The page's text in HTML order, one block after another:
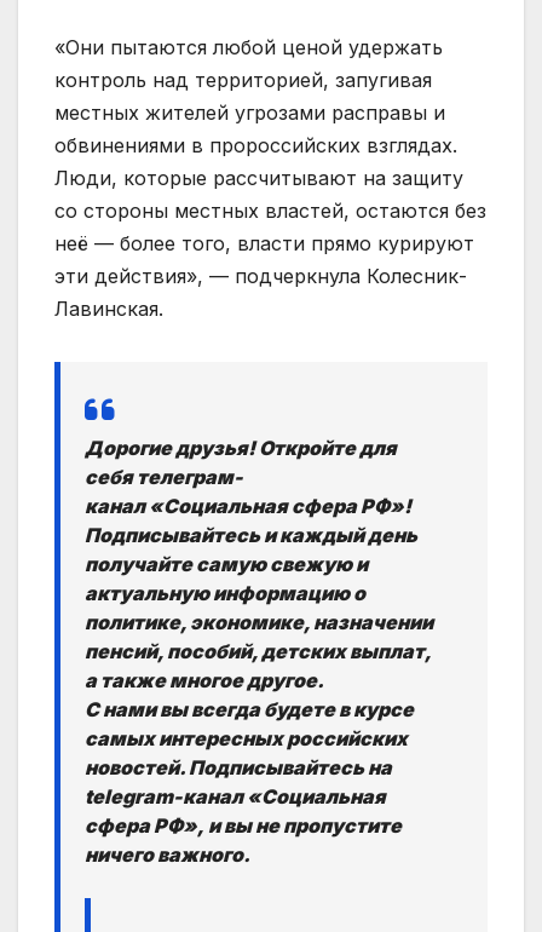
«Они пытаются любой ценой удержать
контроль над территорией, запугивая
местных жителей угрозами расправы и
обвинениями в пророссийских взглядах.
Люди, которые рассчитывают на защиту
со стороны местных властей, остаются без
неё — более того, власти прямо курируют
эти действия», — подчеркнула Колесник-
Лавинская.
Дорогие друзья! Откройте для
себя телеграм-
канал «Социальная сфера РФ»!
Подписывайтесь и каждый день
получайте самую свежую и
актуальную информацию о
политике, экономике, назначении
пенсий, пособий, детских выплат,
а также многое другое.
С нами вы всегда будете в курсе
самых интересных российских
новостей. Подписывайтесь на
telegram-канал «Социальная
сфера РФ», и вы не пропустите
ничего важного.